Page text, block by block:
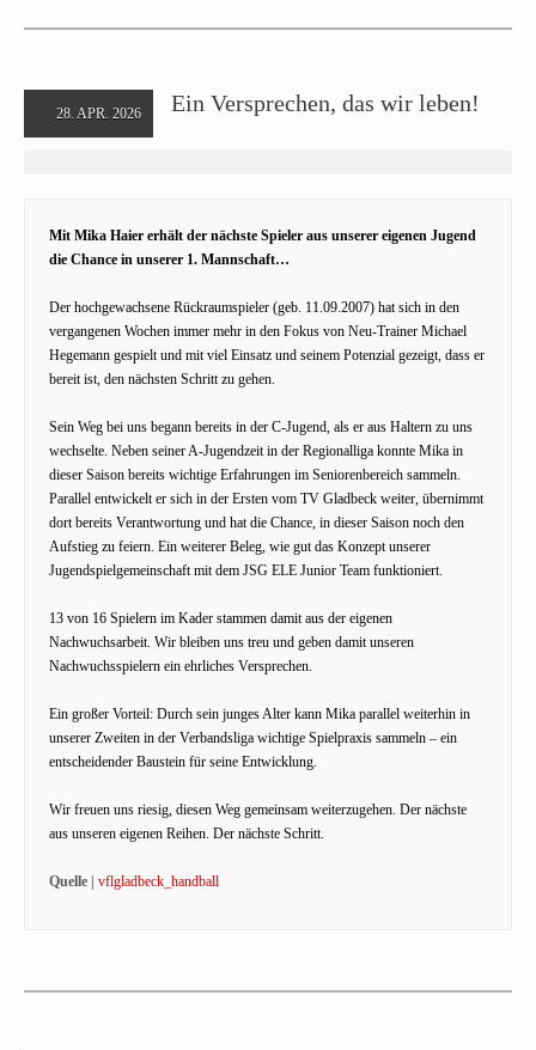
28. APR. 2026 Ein Versprechen, das wir leben!
Mit Mika Haier erhält der nächste Spieler aus unserer eigenen Jugend
die Chance in unserer 1. Mannschaft…
Der hochgewachsene Rückraumspieler (geb. 11.09.2007) hat sich in den
vergangenen Wochen immer mehr in den Fokus von Neu-Trainer Michael
Hegemann gespielt und mit viel Einsatz und seinem Potenzial gezeigt, dass er
bereit ist, den nächsten Schritt zu gehen.
Sein Weg bei uns begann bereits in der C-Jugend, als er aus Haltern zu uns
wechselte. Neben seiner A-Jugendzeit in der Regionalliga konnte Mika in
dieser Saison bereits wichtige Erfahrungen im Seniorenbereich sammeln.
Parallel entwickelt er sich in der Ersten vom TV Gladbeck weiter, übernimmt
dort bereits Verantwortung und hat die Chance, in dieser Saison noch den
Aufstieg zu feiern. Ein weiterer Beleg, wie gut das Konzept unserer
Jugendspielgemeinschaft mit dem JSG ELE Junior Team funktioniert.
13 von 16 Spielern im Kader stammen damit aus der eigenen
Nachwuchsarbeit. Wir bleiben uns treu und geben damit unseren
Nachwuchsspielern ein ehrliches Versprechen.
Ein großer Vorteil: Durch sein junges Alter kann Mika parallel weiterhin in
unserer Zweiten in der Verbandsliga wichtige Spielpraxis sammeln – ein
entscheidender Baustein für seine Entwicklung.
Wir freuen uns riesig, diesen Weg gemeinsam weiterzugehen. Der nächste
aus unseren eigenen Reihen. Der nächste Schritt.
Quelle | vflgladbeck_handball